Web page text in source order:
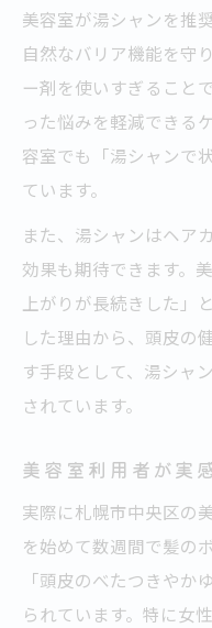
美容室が湯シャンを推
自然なバリア機能を守
ー剤を使いすぎること
った悩みを軽減できる
容室でも「湯シャンで
ています。
また、湯シャンはヘア
効果も期待できます。
上がりが長続きした」
した理由から、頭皮の
す手段として、湯シャ
されています。
美容室利用者が実
実際に札幌市中央区の
を始めて数週間で髪の
「頭皮のべたつきやか
られています。特に女